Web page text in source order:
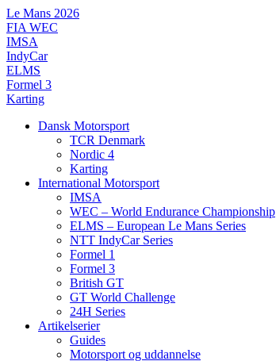
Videre
til
indhold
Le Mans 2026
FIA WEC
IMSA
IndyCar
ELMS
Formel 3
Karting
Dansk Motorsport
TCR Denmark
Nordic 4
Karting
International Motorsport
IMSA
WEC – World Endurance Championship
ELMS – European Le Mans Series
NTT IndyCar Series
Formel 1
Formel 3
British GT
GT World Challenge
24H Series
Artikelserier
Guides
Motorsport og uddannelse